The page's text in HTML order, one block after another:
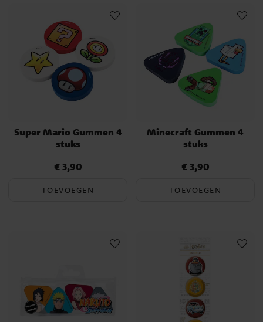
Super Mario Gummen 4
stuks
Prijs :€ 3,90
€ 3,90
TOEVOEGEN
Minecraft Gummen 4
stuks
Prijs :€ 3,90
€ 3,90
TOEVOEGEN